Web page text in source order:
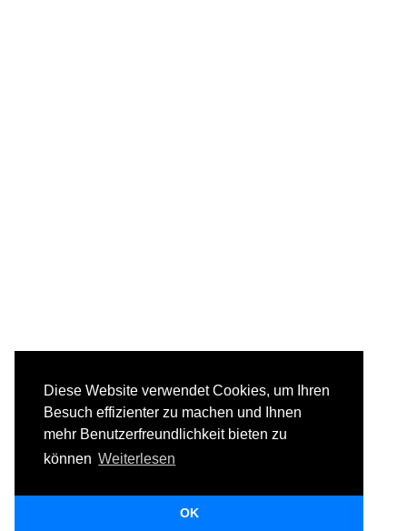
Diese Website verwendet Cookies, um Ihren
Besuch effizienter zu machen und Ihnen
mehr Benutzerfreundlichkeit bieten zu
können Weiterlesen
OK